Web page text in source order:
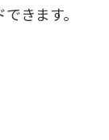
きます。